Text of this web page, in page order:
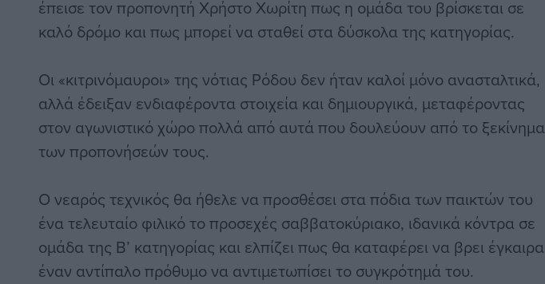
έπεισε τον προπονητή Χρήστο Χωρίτη πως η ομάδα του βρίσκεται σε
καλό δρόμο και πως μπορεί να σταθεί στα δύσκολα της κατηγορίας.
Οι «κιτρινόμαυροι» της νότιας Ρόδου δεν ήταν καλοί μόνο ανασταλτικά,
αλλά έδειξαν ενδιαφέροντα στοιχεία και δημιουργικά, μεταφέροντας
στον αγωνιστικό χώρο πολλά από αυτά που δουλεύουν από το ξεκίνημα
των προπονήσεών τους.
Ο νεαρός τεχνικός θα ήθελε να προσθέσει στα πόδια των παικτών του
ένα τελευταίο φιλικό το προσεχές σαββατοκύριακο, ιδανικά κόντρα σε
ομάδα της Β’ κατηγορίας και ελπίζει πως θα καταφέρει να βρει έγκαιρα
έναν αντίπαλο πρόθυμο να αντιμετωπίσει το συγκρότημά του.